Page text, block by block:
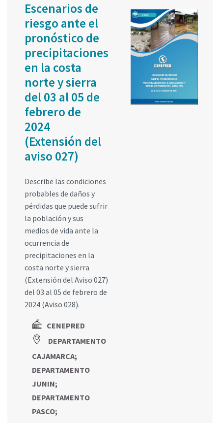
Escenarios de
riesgo ante el
pronóstico de
precipitaciones
en la costa
norte y sierra
del 03 al 05 de
febrero de
2024
(Extensión del
aviso 027)
Describe las condiciones
probables de daños y
pérdidas que puede sufrir
la población y sus
medios de vida ante la
ocurrencia de
precipitaciones en la
costa norte y sierra
(Extensión del Aviso 027)
del 03 al 05 de febrero de
2024 (Aviso 028).
CENEPRED
DEPARTAMENTO
CAJAMARCA;
DEPARTAMENTO
JUNIN;
DEPARTAMENTO
PASCO;